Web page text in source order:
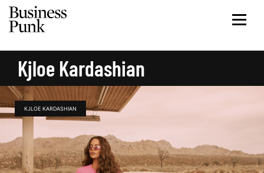
Kjloe Kardashian
KJLOE KARDASHIAN